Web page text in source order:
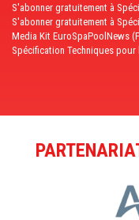
S'abonner gratuitement à
S'abonner gratuitement à
Media Kit EuroSpaPoolNews
Spécification Techniques pour